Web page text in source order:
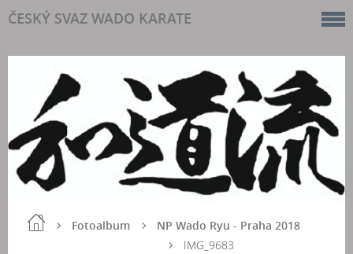
ČESKÝ SVAZ WADO KARATE
Fotoalbum
NP Wado Ryu - Praha 2018
IMG_9683